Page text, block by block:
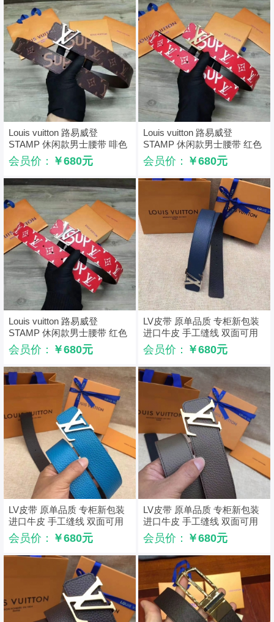
Louis vuitton 路易威登
STAMP 休闲款男士腰带 啡色
银扣
会员价： ￥680元
Louis vuitton 路易威登
STAMP 休闲款男士腰带 红色
金扣
会员价： ￥680元
Louis vuitton 路易威登
STAMP 休闲款男士腰带 红色
银扣
会员价： ￥680元
LV皮带 原单品质 专柜新包装
进口牛皮 手工缝线 双面可用
藏蓝色
会员价： ￥680元
LV皮带 原单品质 专柜新包装
进口牛皮 手工缝线 双面可用
湖蓝色
会员价： ￥680元
LV皮带 原单品质 专柜新包装
进口牛皮 手工缝线 双面可用
灰色
会员价： ￥680元